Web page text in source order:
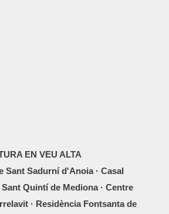
EN VEU ALTA
Sant Sadurní d'Anoia · Casal
Quintí de Mediona · Centre
· Residència Fontsanta de